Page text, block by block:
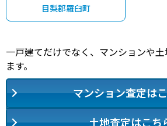
目梨郡羅臼町
一戸建てだけでなく、マンションや
ます。
マンション査定は
土地査定はこち